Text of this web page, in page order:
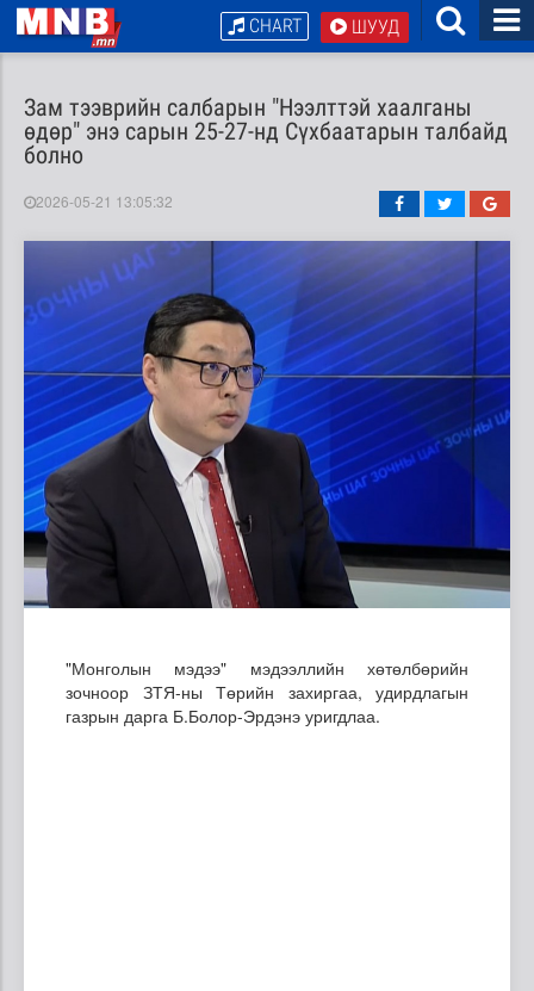
ШУУД
CHART
Зам тээврийн салбарын "Нээлттэй хаалганы
өдөр" энэ сарын 25-27-нд Сүхбаатарын талбайд
болно
2026-05-21 13:05:32
"Монголын мэдээ" мэдээллийн хөтөлбөрийн
зочноор ЗТЯ-ны Төрийн захиргаа, удирдлагын
газрын дарга Б.Болор-Эрдэнэ уригдлаа.